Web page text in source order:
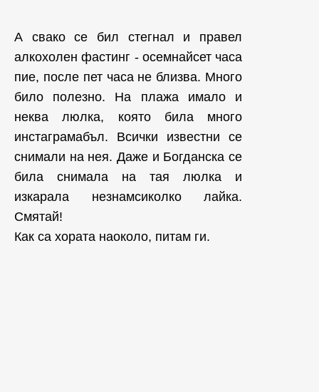
А свако се бил стегнал и правел
алкохолен фастинг - осемнайсет часа
пие, после пет часа не близва. Много
било полезно. На плажа имало и
неква люлка, която била много
инстаграмабъл. Всички известни се
снимали на нея. Даже и Богданска се
била снимала на тая люлка и
изкарала незнамсиколко лайка.
Смятай!
Как са хората наоколо, питам ги.